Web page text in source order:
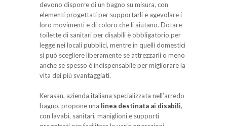
devono disporre di un bagno su misura, con
elementi progettati per supportarli e agevolare i
loro movimenti e di coloro che li aiutano. Dotare
toilette di sanitari per disabili è obbligatorio per
legge nei locali pubblici, mentre in quelli domestici
si può scegliere liberamente se attrezzarli o meno
anche se spesso è indispensabile per migliorare la
vita dei più svantaggiati.
Kerasan, azienda italiana specializzata nell’arredo
bagno, propone una linea destinata ai disabili,
con lavabi, sanitari, maniglioni e supporti